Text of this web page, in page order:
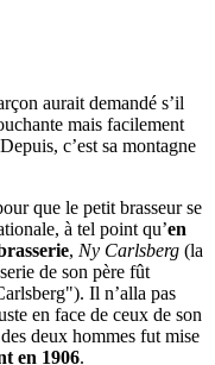
aurait demandé s’il
mais facilement
c’est sa montagne
que le petit brasseur se
à tel point qu’en
, Ny Carlsberg (la
de son père fût
Il n’alla pas
en face de ceux de son
deux hommes fut mise
en 1906.